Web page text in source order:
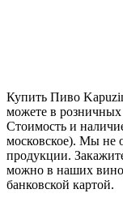
Купить Пиво
можете в
Стоимость и
московское). Мы не
продукции.
можно в наших
банковской картой.